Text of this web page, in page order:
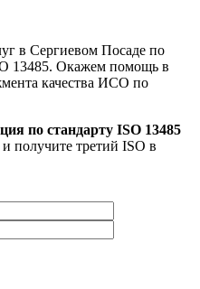
в Сергиевом Посаде по
13485. Окажем помощь в
качества ИСО по
по стандарту ISO 13485
получите третий ISO в